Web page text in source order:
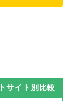
サイト別比較